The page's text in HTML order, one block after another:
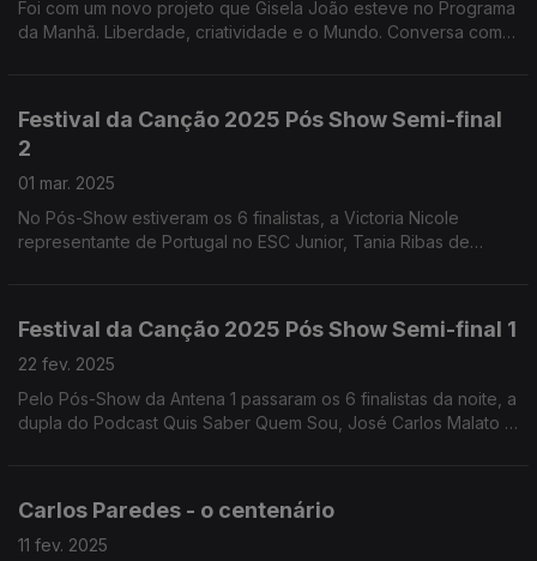
Foi com um novo projeto que Gisela João esteve no Programa
da Manhã. Liberdade, criatividade e o Mundo. Conversa com
Festival da Canção 2025 Pós Show Semi-final
2
01 mar. 2025
No Pós-Show estiveram os 6 finalistas, a Victoria Nicole
representante de Portugal no ESC Junior, Tania Ribas de
Festival da Canção 2025 Pós Show Semi-final 1
22 fev. 2025
Pelo Pós-Show da Antena 1 passaram os 6 finalistas da noite, a
dupla do Podcast Quis Saber Quem Sou, José Carlos Malato e
Carlos Paredes - o centenário
11 fev. 2025